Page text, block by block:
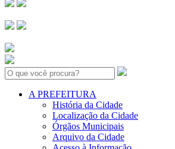
Search:
A PREFEITURA
História da Cidade
Localização da Cidade
Órgãos Municipais
Arquivo da Cidade